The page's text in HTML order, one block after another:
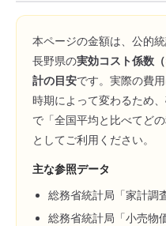
本ページの金額は、公的
長野県の実効コスト係数
計の目安です。実際の費
時期によって変わるため
で「全国平均と比べてど
としてご利用ください。
主な参照データ
総務省統計局「家計調
総務省統計局「小売物